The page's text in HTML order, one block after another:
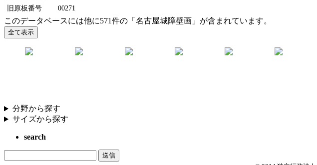
旧原板番号
00271
このデータベースには他に571件の「名古屋城障壁画」が含まれています。
分野から探す
サイズから探す
search